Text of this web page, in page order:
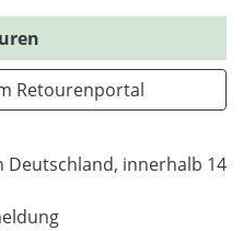
Retourenportal
Deutschland, innerhalb 14